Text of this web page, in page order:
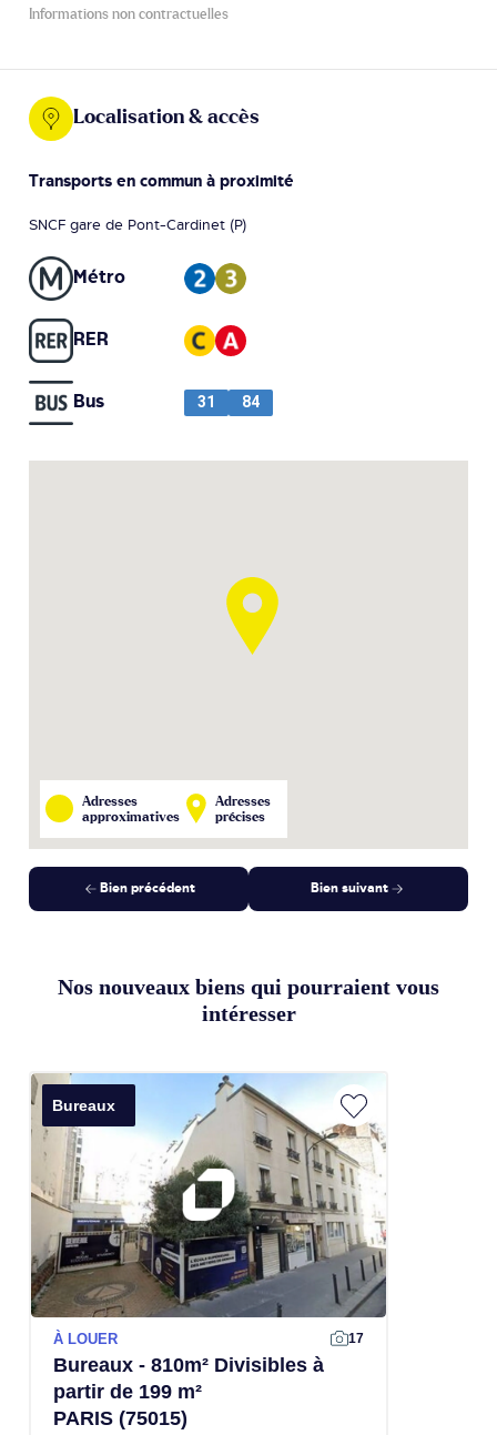
Informations non contractuelles
Localisation & accès
Transports en commun à proximité
SNCF gare de Pont-Cardinet (P)
Métro
RER
Bus 31 84
Adresses
approximatives
Adresses
précises
Bien précédent Bien suivant
Nos nouveaux biens qui pourraient vous
intéresser
Bureaux
À LOUER 17
Bureaux - 810m² Divisibles à
partir de 199 m²
PARIS (75015)